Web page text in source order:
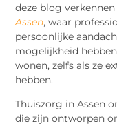
deze blog
Assen, waar
persoonlijke
mogelijkheid
wonen, zelfs als ze
hebben.
Thuiszorg in Assen
die zijn ontworpen